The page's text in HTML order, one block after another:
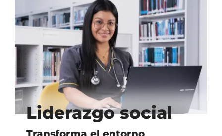
Liderazgo social
Transforma el entorno